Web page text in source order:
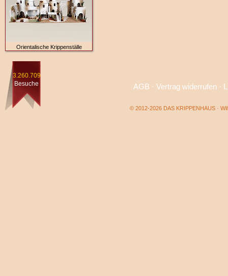
Orientalische Krippenställe
3.260.709
Besuche
AGB · Vertrag widerrufen·
© 2012-2026 DAS KRIPPENHAUS ·